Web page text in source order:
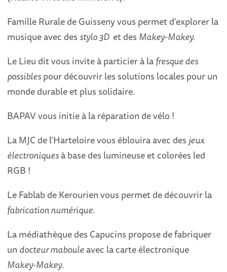
Famille Rurale de Guisseny vous permet d'explorer la
musique avec des stylo 3D et des Makey-Makey.
Le Lieu dit vous invite à particier à lafresque des
possiblespour découvrir les solutions locales pour un
monde durable et plus solidaire.
BAPAV vous initie à la réparation de vélo !
La MJC de l'Harteloire vous éblouira avec des jeux
électroniquesà base des lumineuse et colorées led
RGB !
Le Fablab de Kerourien vous permet de découvrir la
fabrication numérique.
La médiathèque des Capucins propose de fabriquer
un docteur mabouleavec la carte électronique
Makey-Makey.